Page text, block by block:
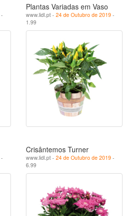
-
Plantas Variadas em Vaso
www.lidl.pt - 24 de Outubro de 2019 -
1.99
-
Crisântemos Turner
www.lidl.pt - 24 de Outubro de 2019 -
6.99